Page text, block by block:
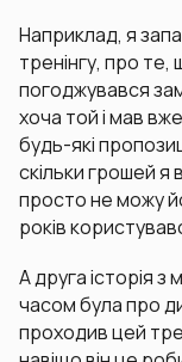
Наприклад, я
тренінгу, про
погоджувався
хоча той і мав
будь-які
скільки грошей я
просто не можу
років
А друга історія
часом була про
проходив цей